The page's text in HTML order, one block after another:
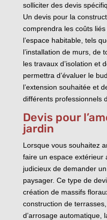
solliciter des devis
Un devis pour la
comprendra les coûts
l’espace habitable, tels
l’installation de murs, de
les travaux d’isolation et
permettra d’évaluer le
l’extension souhaitée et
différents professionnels
Devis pour
jardin
Lorsque vous souhaitez
faire un espace extérieur
judicieux de demander
paysager. Ce type de
création de massifs
construction de terrasses,
d’arrosage automatique,